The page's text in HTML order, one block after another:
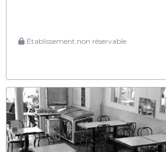
Établissement non réservable